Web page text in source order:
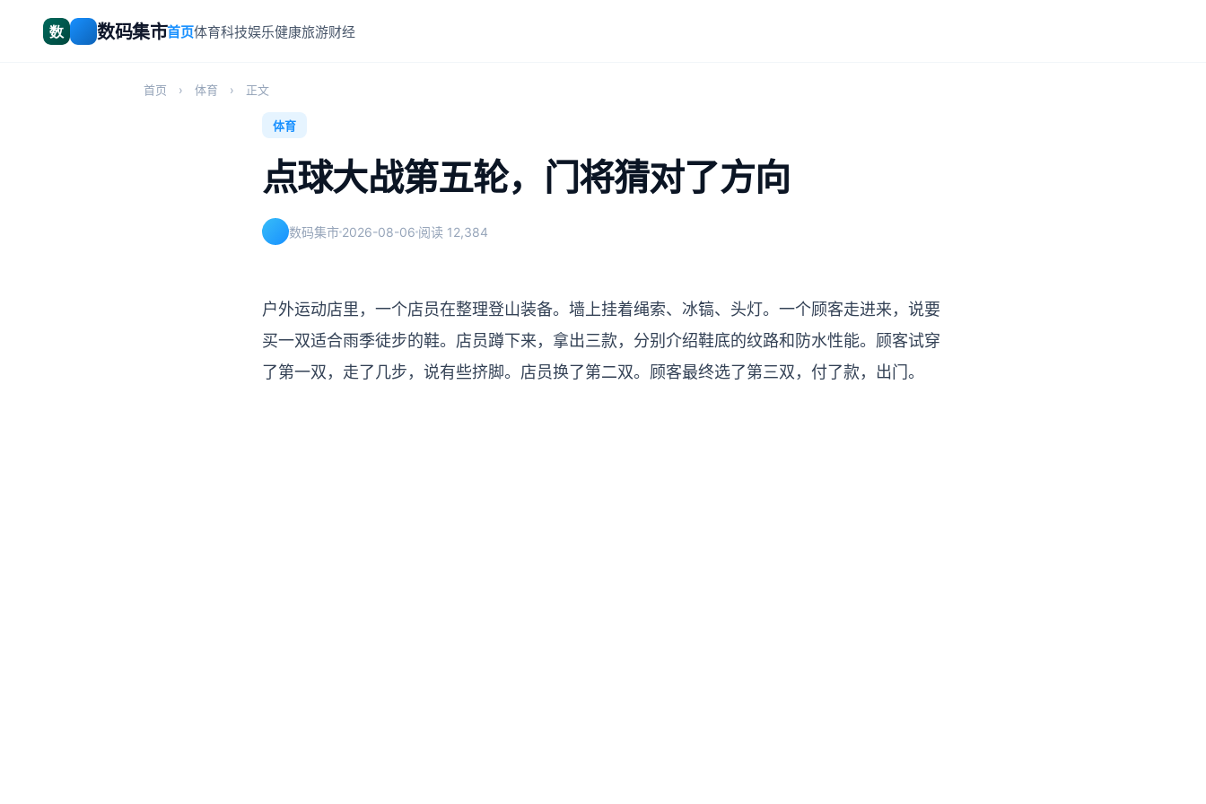
数码集市首页体育科技娱乐健康旅游财经
首页 › 体育 › 正文
体育
点球大战第五轮，门将猜对了方向
数码集市 2026-08-06 阅读 12,384
户外运动店里，一个店员在整理登山装备。墙上挂着绳索、冰镐、头灯。一个顾客走进来，说要
买一双适合雨季徒步的鞋。店员蹲下来，拿出三款，分别介绍鞋底的纹路和防水性能。顾客试穿
了第一双，走了几步，说有些挤脚。店员换了第二双。顾客最终选了第三双，付了款，出门。